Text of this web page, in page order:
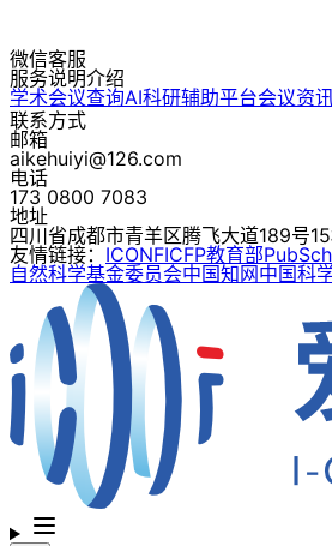
微信客服
服务说明介绍
学术会议查询AI科研辅助平台会议资
联系方式
邮箱
aikehuiyi@126.com
电话
173 0800 7083
地址
四川省成都市青羊区腾飞大道189号
友情链接： ICONFICFP教育部
自然科学基金委员会中国知网中国科